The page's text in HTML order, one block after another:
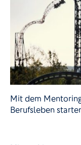
Mit dem
Berufsleben